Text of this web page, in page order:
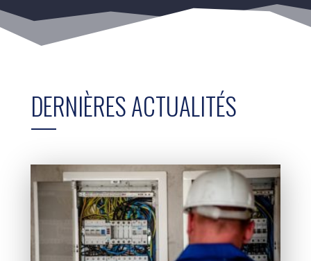
DERNIÈRES ACTUALITÉS